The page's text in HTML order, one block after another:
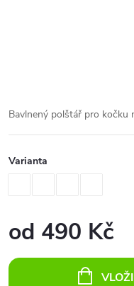
Bavlnený polštář pro kočku
Varianta
od 490 Kč
cena: